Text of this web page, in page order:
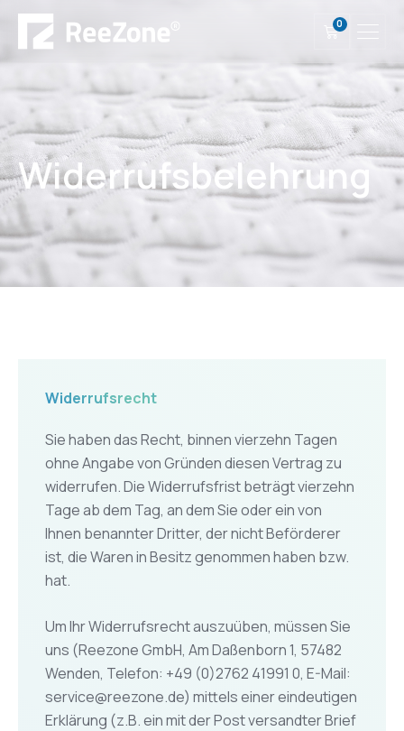
0
Widerrufsbelehrung
Widerrufsrecht
Sie haben das Recht, binnen vierzehn Tagen
ohne Angabe von Gründen diesen Vertrag zu
widerrufen. Die Widerrufsfrist beträgt vierzehn
Tage ab dem Tag, an dem Sie oder ein von
Ihnen benannter Dritter, der nicht Beförderer
ist, die Waren in Besitz genommen haben bzw.
hat.
Um Ihr Widerrufsrecht auszuüben, müssen Sie
uns (Reezone GmbH, Am Daßenborn 1, 57482
Wenden, Telefon: +49 (0)2762 41991 0, E-Mail:
service@reezone.de) mittels einer eindeutigen
Erklärung (z.B. ein mit der Post versandter Brief